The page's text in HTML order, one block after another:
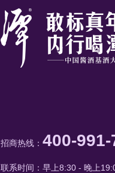
招商热线： 400-991-
联系时间：早上8:30 - 晚上